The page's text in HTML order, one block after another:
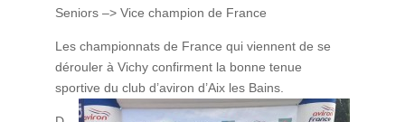
Seniors –> Vice champion de France
Les championnats de France qui viennent de se
dérouler à Vichy confirment la bonne tenue
sportive du club d’aviron d’Aix les Bains.